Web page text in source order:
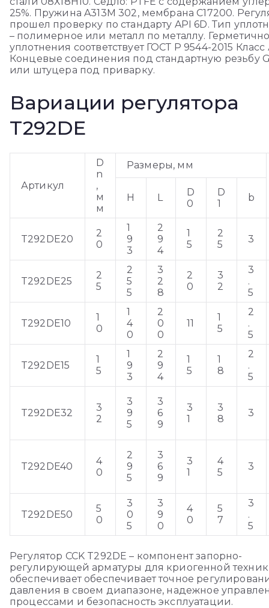
25%. Пружина A313M 302, мембрана C17200.
прошел проверку по стандарту API 6D. Тип
– полимерное или металл по металлу.
уплотнения соответствует ГОСТ Р 9544-2015 Класс
Концевые соединения под стандартную резьбу
или штуцера под приварку.
Вариации регулятора
T292DE
Артикул
D
n
,
м
м
Размеры, мм
H L
D
0
D
1
b
T292DE20
2
0
1
9
3
2
9
4
1
5
2
5
3
T292DE25
2
5
2
5
5
3
2
8
2
0
3
2
3
.
5
T292DE10
1
0
1
4
0
2
0
0
11
1
5
2
.
5
T292DE15
1
5
1
9
3
2
9
4
1
5
1
8
2
.
5
T292DE32
3
2
3
9
5
3
6
9
3
1
3
8
3
T292DE40
4
0
2
9
5
3
6
9
3
1
4
5
3
T292DE50
5
0
3
0
5
3
9
0
4
0
5
7
3
.
5
Регулятор CCK T292DE – компонент запорно-
регулирующей арматуры для криогенной
обеспечивает обеспечивает точное
давления в своем диапазоне, надежное
процессами и безопасность эксплуатации.